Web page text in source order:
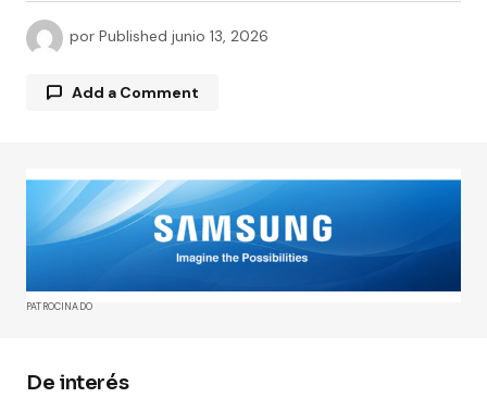
por Published junio 13, 2026
Add a Comment
Tu dirección de correo electrónico no será
publicada.Los campos obligatorios están
marcados con*
Comment*
PATROCINADO
De interés